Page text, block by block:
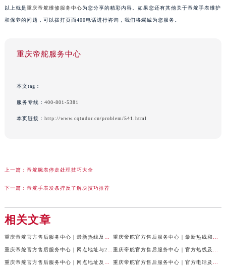
以上就是重庆帝舵维修服务中心为您分享的精彩内容。如果您还有其他关于帝舵手表维护
和保养的问题，可以拨打页面400电话进行咨询，我们将竭诚为您服务。
重庆帝舵服务中心
本文tag：
服务专线： 400-801-5381
本页链接： http://www.cqtudor.cn/problem/541.html
上一篇： 帝舵腕表停走处理技巧大全
下一篇： 帝舵手表发条拧反了解决技巧推荐
相关文章